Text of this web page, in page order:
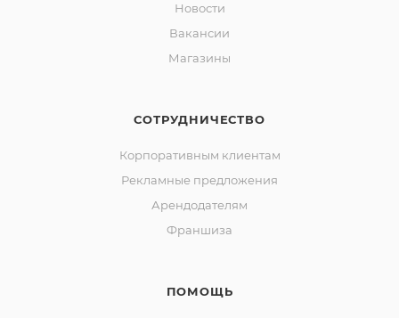
Новости
Вакансии
Магазины
СОТРУДНИЧЕСТВО
Корпоративным клиентам
Рекламные предложения
Арендодателям
Франшиза
ПОМОЩЬ